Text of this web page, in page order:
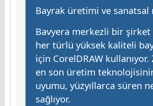
Bayrak üretimi ve sanatsal
Bavyera merkezli bir şirket
her türlü yüksek kaliteli
için CorelDRAW kullanıyor.
en son üretim
uyumu, yüzyıllarca süren
sağlıyor.